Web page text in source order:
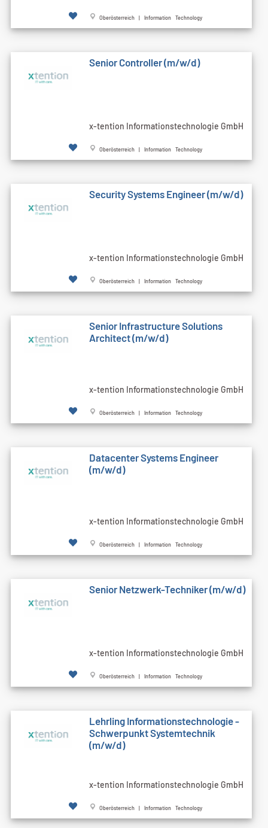
Oberösterreich | Information Technology
Senior Controller (m/w/d)
x-tention Informationstechnologie GmbH
Oberösterreich | Information Technology
Security Systems Engineer (m/w/d)
x-tention Informationstechnologie GmbH
Oberösterreich | Information Technology
Senior Infrastructure Solutions
Architect (m/w/d)
x-tention Informationstechnologie GmbH
Oberösterreich | Information Technology
Datacenter Systems Engineer
(m/w/d)
x-tention Informationstechnologie GmbH
Oberösterreich | Information Technology
Senior Netzwerk-Techniker (m/w/d)
x-tention Informationstechnologie GmbH
Oberösterreich | Information Technology
Lehrling Informationstechnologie -
Schwerpunkt Systemtechnik
(m/w/d)
x-tention Informationstechnologie GmbH
Oberösterreich | Information Technology